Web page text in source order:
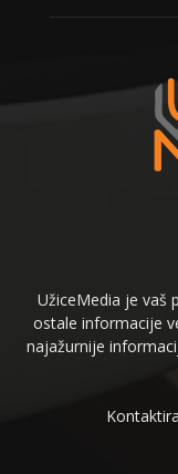
UžiceMedia je vaš
ostale informacije
najažurnije